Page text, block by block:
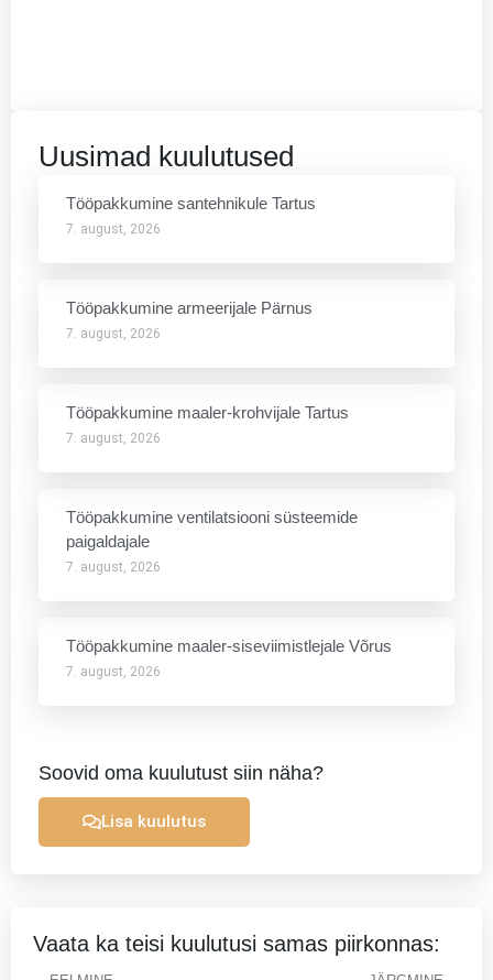
Uusimad kuulutused
Tööpakkumine santehnikule Tartus
7. august, 2026
Tööpakkumine armeerijale Pärnus
7. august, 2026
Tööpakkumine maaler-krohvijale Tartus
7. august, 2026
Tööpakkumine ventilatsiooni süsteemide
paigaldajale
7. august, 2026
Tööpakkumine maaler-siseviimistlejale Võrus
7. august, 2026
Soovid oma kuulutust siin näha?
Lisa kuulutus
Vaata ka teisi kuulutusi samas piirkonnas:
Prev